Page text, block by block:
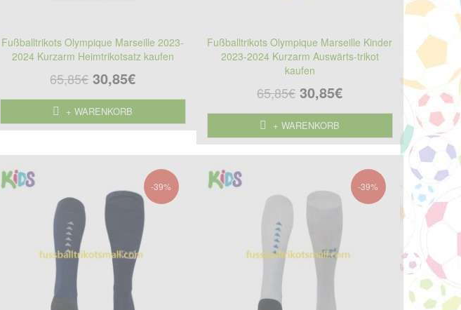
Fußballtrikots Olympique Marseille 2023-
2024 Kurzarm Heimtrikotsatz kaufen
65,85€ 30,85€
+ WARENKORB
Fußballtrikots Olympique Marseille Kinder
2023-2024 Kurzarm Auswärts-trikot
kaufen
65,85€ 30,85€
+ WARENKORB
-39% -39%